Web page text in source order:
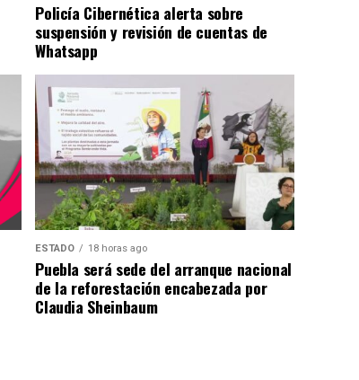
Policía Cibernética alerta sobre
suspensión y revisión de cuentas de
Whatsapp
ESTADO 18 horas ago
Puebla será sede del arranque nacional
de la reforestación encabezada por
Claudia Sheinbaum